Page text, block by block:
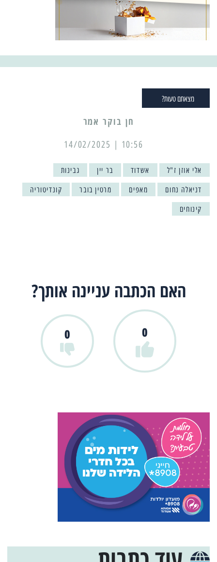
מצאתם טעות?
10:56 | 14/02/2025
אלי אוזן ז"ל אשדוד בר יין גבינות
דניאלה נחום מאפים מרטין בובר קונדיטוריה
קינוחים
האם הכתבה עניינה אותך?
0
0